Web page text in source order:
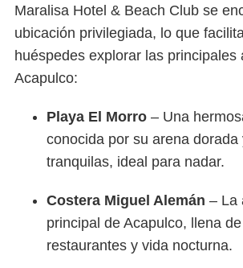
Maralisa Hotel & Beach Club se
ubicación privilegiada, lo que
huéspedes explorar las principales
Acapulco:
Playa El Morro – Una
conocida por su arena dorada
tranquilas, ideal para nadar.
Costera Miguel Alemán – La
principal de Acapulco, llena
restaurantes y vida nocturna.